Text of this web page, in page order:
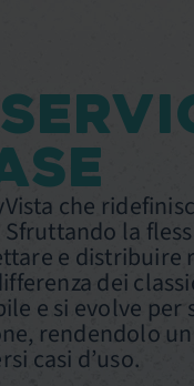
che
la
e distribuire
dei
e si evolve per
rendendolo
casi d’uso.